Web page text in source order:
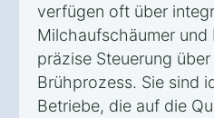
verfügen oft über
Milchaufschäumer und
präzise Steuerung über
Brühprozess. Sie sind
Betriebe, die auf die